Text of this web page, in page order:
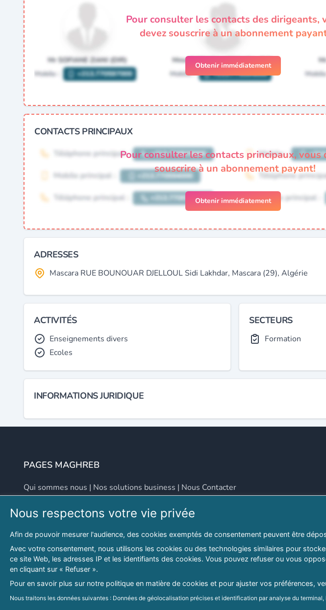
Pour consulter les contacts des dirigeants,
devez souscrire à un abonnement
Obtenir immédiatement
CONTACTS PRINCIPAUX
Pour consulter les contacts principaux, vous
souscrire à un abonnement payant!
Obtenir immédiatement
ADRESSES
Mascara RUE BOUNOUAR DJELLOUL Sidi Lakhdar, Mascara (29), Algérie
ACTIVITÉS
Enseignements divers
Ecoles
SECTEURS
Formation
INFORMATIONS JURIDIQUE
PAGES MAGHREB
Qui sommes nous | Nos solutions business | Nous Contacter
Adresse
46 LOT. PETITE PROVENCE SIDI YAHIA
Hydra, Alger (16), Algérie
Email
contact@lespagesmaghreb.com
© 2026 PAGESMAGHREB.COM. ALL RIGHTS RESERVED Mentions légales|
Nous respectons votre vie privée
Afin de pouvoir mesurer l'audience, des cookies exemptés de consentement peuvent être
Avec votre consentement, nous utilisons les cookies ou des technologies similaires pour
ce site Web, les adresses IP et les identifiants des cookies. Vous pouvez refuser ou vous
en cliquant sur « Refuser ».
Pour en savoir plus sur notre politique en matière de cookies et pour ajuster vos préférences,
Nous traitons les données suivantes : Données de géolocalisation précises et identification par analyse du